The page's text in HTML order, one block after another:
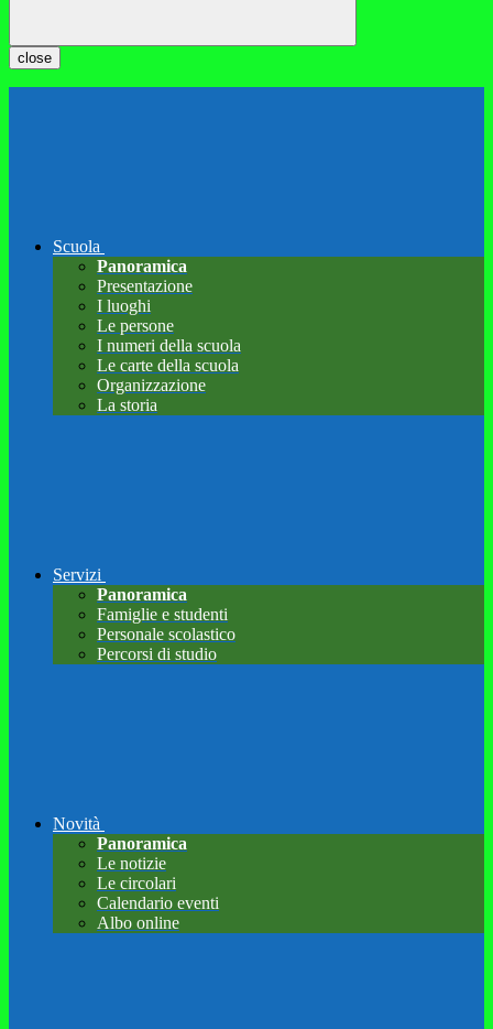
close
Scuola
Panoramica
Presentazione
I luoghi
Le persone
I numeri della scuola
Le carte della scuola
Organizzazione
La storia
Servizi
Panoramica
Famiglie e studenti
Personale scolastico
Percorsi di studio
Novità
Panoramica
Le notizie
Le circolari
Calendario eventi
Albo online